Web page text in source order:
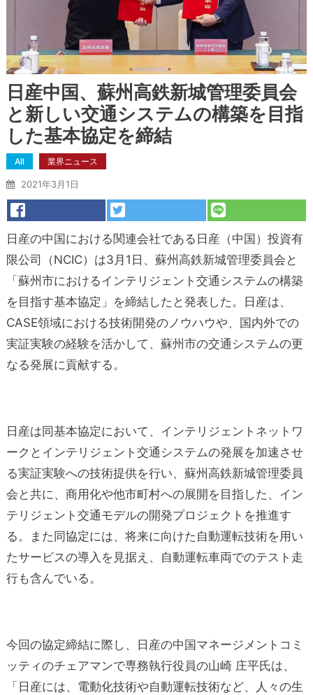
日産中国、蘇州高鉄新城管理委員会
と新しい交通システムの構築を目指
した基本協定を締結
All 業界ニュース
2021年3月1日
日産の中国における関連会社である日産（中国）投資有
限公司（NCIC）は3月1日、蘇州高鉄新城管理委員会と
「蘇州市におけるインテリジェント交通システムの構築
を目指す基本協定」を締結したと発表した。日産は、
CASE領域における技術開発のノウハウや、国内外での
実証実験の経験を活かして、蘇州市の交通システムの更
なる発展に貢献する。
日産は同基本協定において、インテリジェントネットワ
ークとインテリジェント交通システムの発展を加速させ
る実証実験への技術提供を行い、蘇州高鉄新城管理委員
会と共に、商用化や他市町村への展開を目指した、イン
テリジェント交通モデルの開発プロジェクトを推進す
る。また同協定には、将来に向けた自動運転技術を用い
たサービスの導入を見据え、自動運転車両でのテスト走
行も含んでいる。
今回の協定締結に際し、日産の中国マネージメントコミ
ッティのチェアマンで専務執行役員の山崎 庄平氏は、
「日産には、電動化技術や自動運転技術など、人々の生